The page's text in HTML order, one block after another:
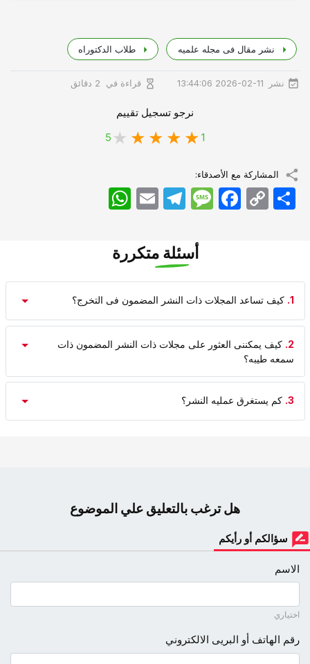
نشر مقال فی مجله علمیه طلاب الدکتوراه
نشر 2026-02-11 13:44:06 قراءة في 2 دقائق
نرجو تسجيل تقييم
1
5
المشاركة مع الأصدقاء:
WhatsApp Email
TelegramMessageFacebook Copy
Link
اشتراک
أسئلة متكررة
1. کیف تساعد المجلات ذات النشر المضمون فی التخرج؟
2. کیف یمکننی العثور على مجلات ذات النشر المضمون ذات
سمعه طیبه؟
3. کم یستغرق عملیه النشر؟
هل ترغب بالتعليق علي الموضوع
سؤالكم أو رأيكم
الاسم
اختياري
رقم الهاتف أو البريى الالكتروني